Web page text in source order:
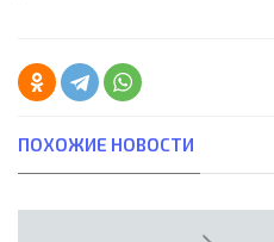
ПОХОЖИЕ НОВОСТИ